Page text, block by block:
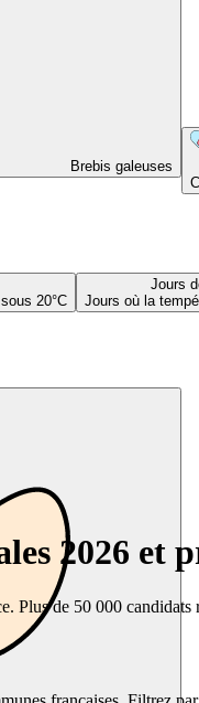
Brebis galeuses
20°C
Jours
Jours où la
2026 et
de 50 000